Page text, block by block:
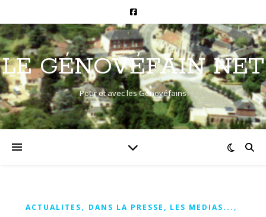
LE GÉNOVÉFAIN NET
Pour et avec les Génovéfains
ACTUALITES, DANS LA PRESSE, LES MEDIAS... ,